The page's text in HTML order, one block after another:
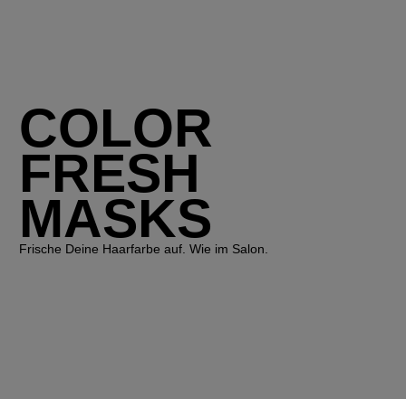
COLOR
FRESH
MASKS
Frische Deine Haarfarbe auf. Wie im Salon.